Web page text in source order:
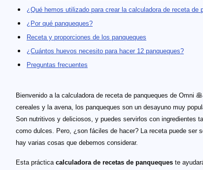
¿Qué hemos utilizado para crear la calculadora de receta de
¿Por qué panqueques?
Receta y proporciones de los panqueques
¿Cuántos huevos necesito para hacer 12 panqueques?
Preguntas frecuentes
Bienvenido a la calculadora de receta de panqueques de Omni
cereales y la avena, los panqueques son un desayuno muy
Son nutritivos y deliciosos, y puedes servirlos con ingredientes
como dulces. Pero, ¿son fáciles de hacer? La receta puede ser
hay varias cosas que debemos considerar.
Esta práctica calculadora de recetas de panqueques te